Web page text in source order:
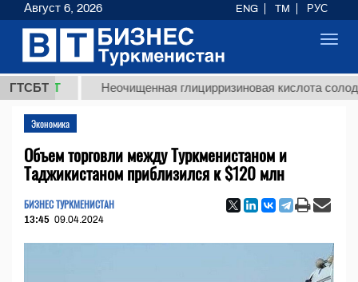
ГТСБТ
ТМТ Неочищенная глицирризиновая кислота
Экономика
Объем торговли между Туркменистаном и
Таджикистаном приблизился к $120 млн
БИЗНЕС ТУРКМЕНИСТАН
13:45 09.04.2024
Август 6, 2026 ENG TM РУС